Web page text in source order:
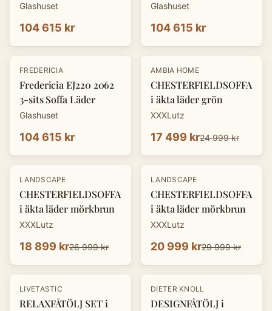
Glashuset
104 615 kr
Glashuset
104 615 kr
FREDERICIA
Fredericia EJ220 2062
3-sits Soffa Läder
Glashuset
104 615 kr
-30%
AMBIA HOME
CHESTERFIELDSOFFA
i äkta läder grön
XXXLutz
17 499 kr24 999 kr
- 30%
LANDSCAPE
CHESTERFIELDSOFFA
i äkta läder mörkbrun
XXXLutz
18 899 kr26 999 kr
- 30%
LANDSCAPE
CHESTERFIELDSOFFA
i äkta läder mörkbrun
XXXLutz
20 999 kr29 999 kr
LIVETASTIC
RELAXFÅTÖLJ SET i
-30%
DIETER KNOLL
DESIGNFÅTÖLJ i